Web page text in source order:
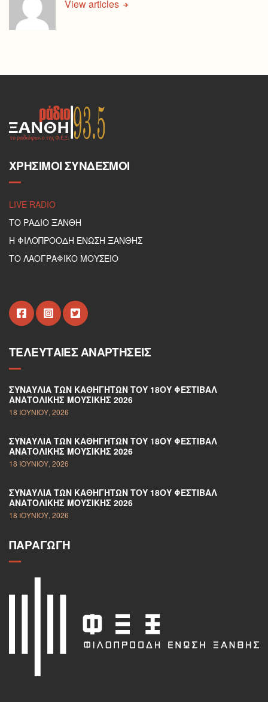
View articles
ΧΡΉΣΙΜΟΙ ΣΎΝΔΕΣΜΟΙ
LIVE RADIO
ΤΟ ΡΑΔΙΟ ΞΑΝΘΗ
Η ΦΙΛΟΠΡΟΟΔΗ ΕΝΩΣΗ ΞΑΝΘΗΣ
ΤΟ ΛΑΟΓΡΑΦΙΚΟ ΜΟΥΣΕΙΟ
ΤΕΛΕΥΤΑΊΕΣ ΑΝΑΡΤΉΣΕΙΣ
ΣΥΝΑΥΛΊΑ ΤΩΝ ΚΑΘΗΓΗΤΏΝ ΤΟΥ 18ΟΥ ΦΕΣΤΙΒΆΛ
ΑΝΑΤΟΛΙΚΉΣ ΜΟΥΣΙΚΉΣ 2026
18 ΙΟΥΝΊΟΥ, 2026
ΣΥΝΑΥΛΊΑ ΤΩΝ ΚΑΘΗΓΗΤΏΝ ΤΟΥ 18ΟΥ ΦΕΣΤΙΒΆΛ
ΑΝΑΤΟΛΙΚΉΣ ΜΟΥΣΙΚΉΣ 2026
18 ΙΟΥΝΊΟΥ, 2026
ΣΥΝΑΥΛΊΑ ΤΩΝ ΚΑΘΗΓΗΤΏΝ ΤΟΥ 18ΟΥ ΦΕΣΤΙΒΆΛ
ΑΝΑΤΟΛΙΚΉΣ ΜΟΥΣΙΚΉΣ 2026
18 ΙΟΥΝΊΟΥ, 2026
ΠΑΡΑΓΩΓΉ